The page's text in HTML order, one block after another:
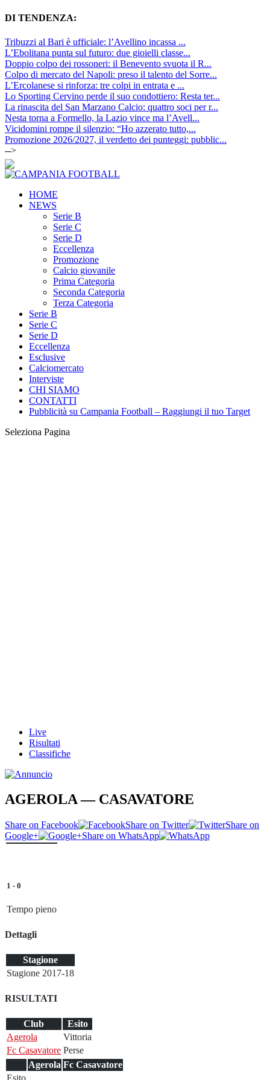
DI TENDENZA:
Tribuzzi al Bari è ufficiale: l’Avellino incassa ...
L’Ebolitana punta sul futuro: due gioielli classe...
Doppio colpo dei rossoneri: il Benevento svuota il R...
Colpo di mercato del Napoli: preso il talento del Sorre...
L’Ercolanese si rinforza: tre colpi in entrata e ...
Lo Sporting Cervino perde il suo condottiero: Resta ter...
La rinascita del San Marzano Calcio: quattro soci per r...
Nesta torna a Formello, la Lazio vince ma l’Avell...
Vicidomini rompe il silenzio: “Ho azzerato tutto,...
Promozione 2026/2027, il verdetto dei punteggi: pubblic...
-->
HOME
NEWS
Serie B
Serie C
Serie D
Eccellenza
Promozione
Calcio giovanile
Prima Categoria
Seconda Categoria
Terza Categoria
Serie B
Serie C
Serie D
Eccellenza
Esclusive
Calciomercato
Interviste
CHI SIAMO
CONTATTI
Pubblicità su Campania Football – Raggiungi il tuo Target
Seleziona Pagina
Live
Risultati
Classifiche
AGEROLA — CASAVATORE
Share on Facebook Share on Twitter
Share on
Google+
Share on WhatsApp
1 - 0
Tempo pieno
Dettagli
Stagione
Stagione 2017-18
RISULTATI
Club
Esito
Agerola
Vittoria
Fc Casavatore Perse
Agerola Fc Casavatore